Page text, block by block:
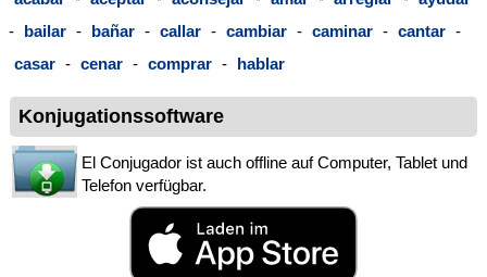
- bailar - bañar - callar - cambiar - caminar - cantar -
casar - cenar - comprar - hablar
Konjugationssoftware
El Conjugador ist auch offline auf Computer, Tablet und
Telefon verfügbar.